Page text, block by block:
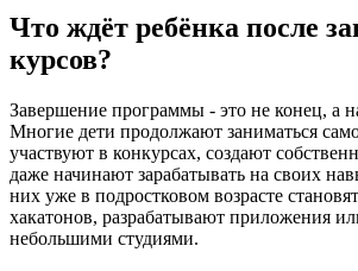
Что ждёт ребёнка после
курсов?
Завершение программы - это не конец, а
Многие дети продолжают заниматься
участвуют в конкурсах, создают
даже начинают зарабатывать на своих
них уже в подростковом возрасте
хакатонов, разрабатывают приложения
небольшими студиями.